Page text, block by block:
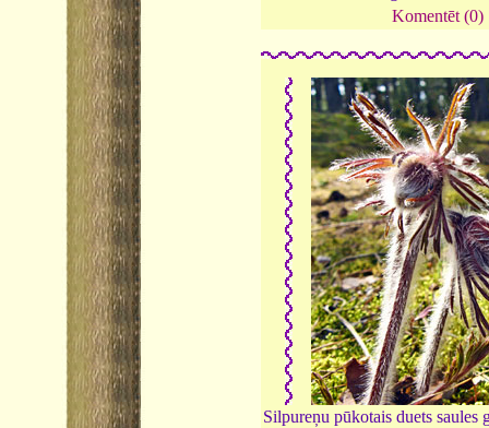
Komentēt (0)
Silpureņu pūkotais duets saules